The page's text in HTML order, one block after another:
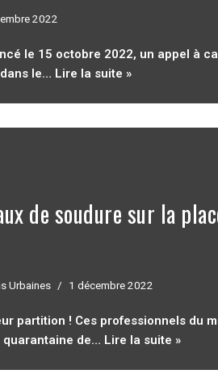
2022
le 15 octobre 2022, un appel à
le… Lire la suite »
de soudure sur la
Urbaines 1 décembre 2022
partition ! Ces professionnels du
quarantaine de… Lire la suite »